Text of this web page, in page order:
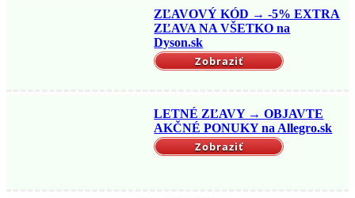
ZĽAVOVÝ KÓD → -5% EXTRA
ZĽAVA NA VŠETKO na
Dyson.sk
Zobraziť
LETNÉ ZĽAVY → OBJAVTE
AKČNÉ PONUKY na Allegro.sk
Zobraziť